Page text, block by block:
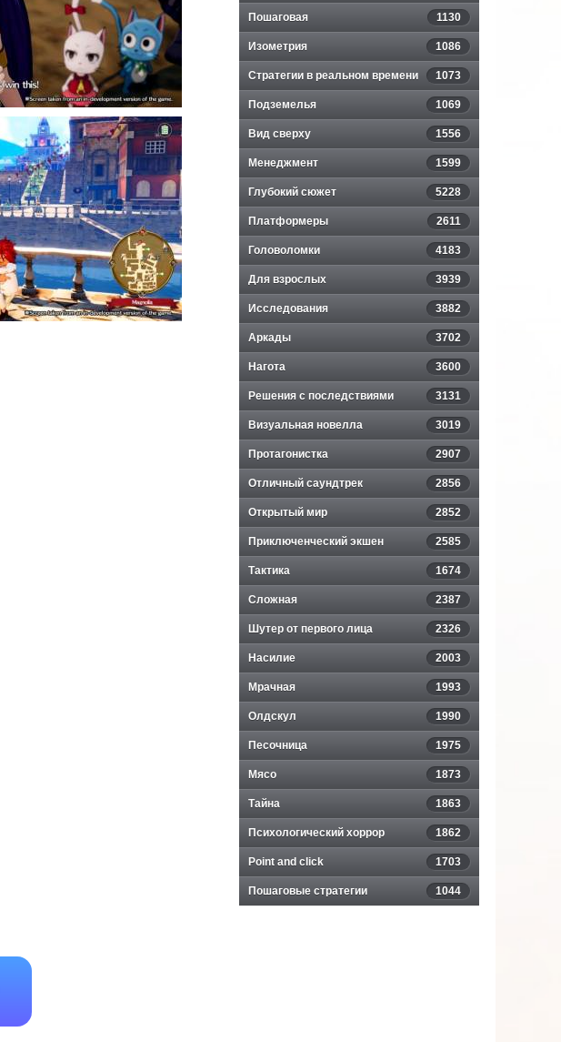
Пошаговая 1130
Изометрия 1086
Стратегии в реальном времени 1073
Подземелья 1069
Вид сверху 1556
Менеджмент 1599
Глубокий сюжет 5228
Платформеры 2611
Головоломки 4183
Для взрослых 3939
Исследования 3882
Аркады 3702
Нагота 3600
Решения с последствиями 3131
Визуальная новелла 3019
Протагонистка 2907
Отличный саундтрек 2856
Открытый мир 2852
Приключенческий экшен 2585
Тактика 1674
Сложная 2387
Шутер от первого лица 2326
Насилие 2003
Мрачная 1993
Олдскул 1990
Песочница 1975
Мясо 1873
Тайна 1863
Психологический хоррор 1862
Point and click 1703
Пошаговые стратегии 1044